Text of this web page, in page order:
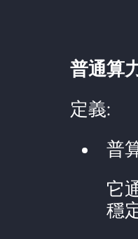
普通算
定義:
普
它
穩